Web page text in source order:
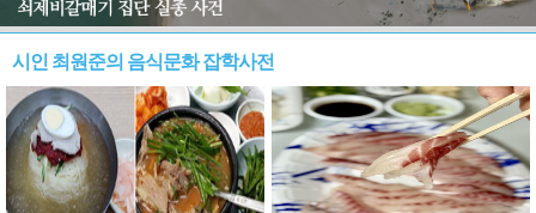
시인 최원준의 음식문화 잡학사전